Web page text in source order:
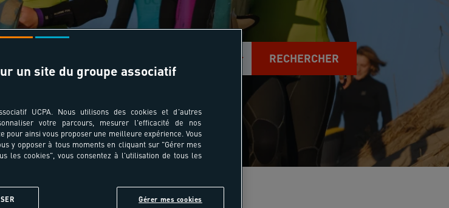
RECHERCHER
sur les prochains départs !J'en profite >>
un site du groupe associatif
UCPA. Nous utilisons des cookies et d'autres
votre parcours, mesurer l'efficacité de nos
pour ainsi vous proposer une meilleure expérience. Vous
y opposer à tous moments en cliquant sur "Gérer mes
les cookies", vous consentez à l'utilisation de tous les
Gérer mes cookies